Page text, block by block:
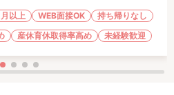
以上 WEB面接OK
持ち帰りなし
産休育休取得率高め 未経験歓迎